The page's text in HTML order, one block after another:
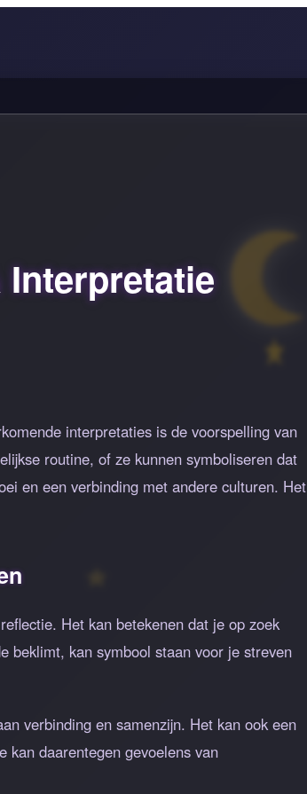
Interpretatie
interpretaties is de voorspelling van
routine, of ze kunnen symboliseren dat
en een verbinding met andere culturen. Het
Het kan betekenen dat je op zoek
beklimt, kan symbool staan voor je streven
verbinding en samenzijn. Het kan ook een
kan daarentegen gevoelens van